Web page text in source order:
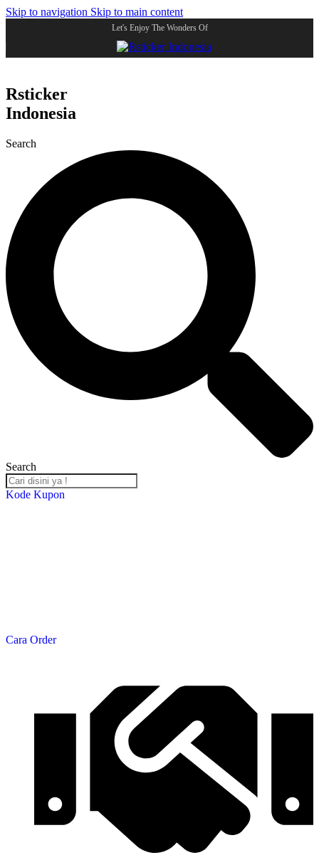
Skip to navigation Skip to main content
Let's Enjoy The Wonders Of
Rsticker
Indonesia
Search
Search
Kode Kupon
Cara Order